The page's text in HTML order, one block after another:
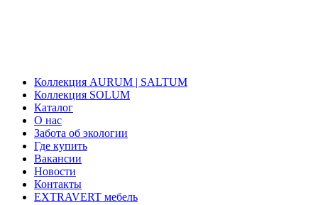
Коллекция AURUM | SALTUM
Коллекция SOLUM
Каталог
О нас
Забота об экологии
Где купить
Вакансии
Новости
Контакты
EXTRAVERT мебель